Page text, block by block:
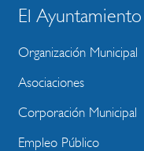
BLOQUE
MENU
WEBSITE
El Ayuntamiento
Organización Municipal
Asociaciones
Corporación Municipal
Empleo Público